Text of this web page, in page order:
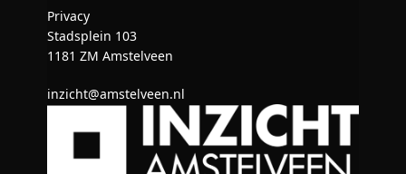
Privacy
Stadsplein 103
1181 ZM Amstelveen
inzicht@amstelveen.nl